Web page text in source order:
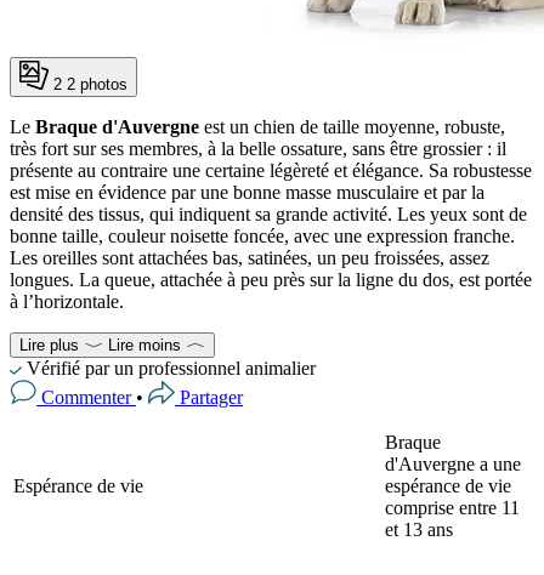
2 2 photos
Le Braque d'Auvergne est un chien de taille moyenne, robuste,
très fort sur ses membres, à la belle ossature, sans être grossier : il
présente au contraire une certaine légèreté et élégance. Sa robustesse
est mise en évidence par une bonne masse musculaire et par la
densité des tissus, qui indiquent sa grande activité. Les yeux sont de
bonne taille, couleur noisette foncée, avec une expression franche.
Les oreilles sont attachées bas, satinées, un peu froissées, assez
longues. La queue, attachée à peu près sur la ligne du dos, est portée
à l’horizontale.
Lire plus Lire moins
Vérifié par un professionnel animalier
Commenter • Partager
Espérance de vie
Braque
d'Auvergne a une
espérance de vie
comprise entre 11
et 13 ans